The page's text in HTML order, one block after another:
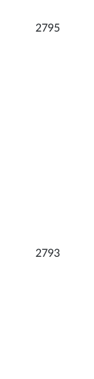
2795
2793